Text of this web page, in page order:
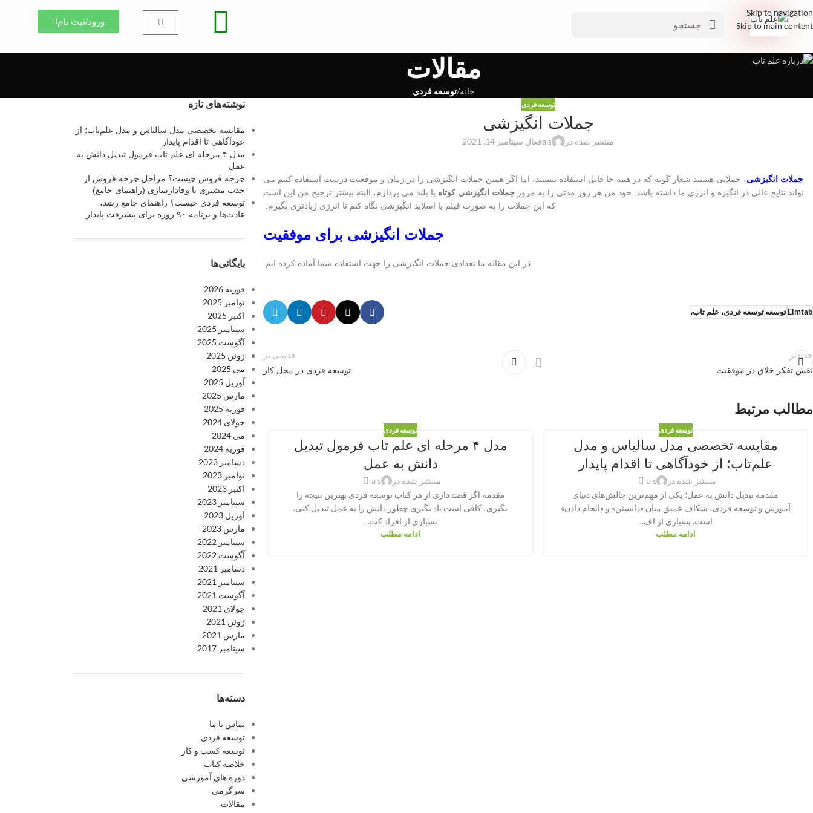
Skip to navigation
Skip to main content
ورود/ثبت نام
مقالات
خانه/توسعه فردی
توسعه فردی
جملات انگیزشی
منتشر شده در a sفعال سپتامبر 14, 2021
جملات انگیزشی، جملاتی هستند شعار گونه که در همه جا قابل استفاده نیستند، اما اگر همین جملات انگیزشی را در زمان و موقعیت درست استفاده کنیم می
تواند نتایج عالی در انگیزه و انرژی ما داشته باشد. خود من هر روز مدتی را به مرور جملات انگیزشی کوتاه یا بلند می پردازم، البته بیشتر ترجیح من این است
که این جملات را به صورت فیلم یا اسلاید انگیزشی نگاه کنم تا انرژی زیادتری بگیرم.
جملات انگیزشی برای موفقیت
در این مقاله ما تعدادی جملات انگیزشی را جهت استفاده شما آماده کرده ایم.
Elmtab توسعه توسعه فردی، علم تاب،
جدیدتر
نقش تفکر خلاق در موفقیت
قدیمی تر
توسعه فردی در محل کار
مطالب مرتبط
توسعه فردی
مقایسه تخصصی مدل سالیاس و مدل
علم‌تاب؛ از خودآگاهی تا اقدام پایدار
منتشر شده در
a s
مقدمه تبدیل دانش به عمل؛ یکی از مهم‌ترین چالش‌های دنیای
آموزش و توسعه فردی، شکاف عمیق میان «دانستن» و «انجام دادن»
است. بسیاری از اف...
ادامه مطلب
توسعه فردی
مدل ۴ مرحله ای علم تاب فرمول تبدیل
دانش به عمل
منتشر شده در
a s
مقدمه اگر قصد داری از هر کتاب توسعه فردی بهترین نتیجه را
بگیری، کافی است یاد بگیری چطور دانش را به عمل تبدیل کنی.
بسیاری از افراد کت...
ادامه مطلب
چرخه فروش چیست؟ مراحل چرخه
فروش از جذب مشتری تا وفادارسازی
مقدمه در این راهنمای جامع چرخه فروش، با تمام مراحل فروش از
مشتری‌یابی تا بستن قرارداد، پیگیری، پشتیبانی و درخواست معرفی
نوشته‌های تازه
مقایسه تخصصی مدل سالیاس و مدل علم‌تاب؛ از
خودآگاهی تا اقدام پایدار
مدل ۴ مرحله ای علم تاب فرمول تبدیل دانش به
عمل
چرخه فروش چیست؟ مراحل چرخه فروش از
جذب مشتری تا وفادارسازی (راهنمای جامع)
توسعه فردی چیست؟ راهنمای جامع رشد،
عادت‌ها و برنامه ۹۰ روزه برای پیشرفت پایدار
بایگانی‌ها
فوریه 2026
نوامبر 2025
اکتبر 2025
سپتامبر 2025
آگوست 2025
ژوئن 2025
می 2025
آوریل 2025
مارس 2025
فوریه 2025
جولای 2024
می 2024
فوریه 2024
دسامبر 2023
نوامبر 2023
اکتبر 2023
سپتامبر 2023
آوریل 2023
مارس 2023
سپتامبر 2022
آگوست 2022
دسامبر 2021
سپتامبر 2021
آگوست 2021
جولای 2021
ژوئن 2021
مارس 2021
سپتامبر 2017
دسته‌ها
تماس با ما
توسعه فردی
توسعه کسب و کار
خلاصه کتاب
دوره های آموزشی
سرگرمی
مقالات